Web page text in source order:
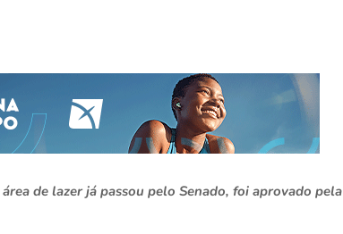
de lazer já passou pelo Senado, foi aprovado pela